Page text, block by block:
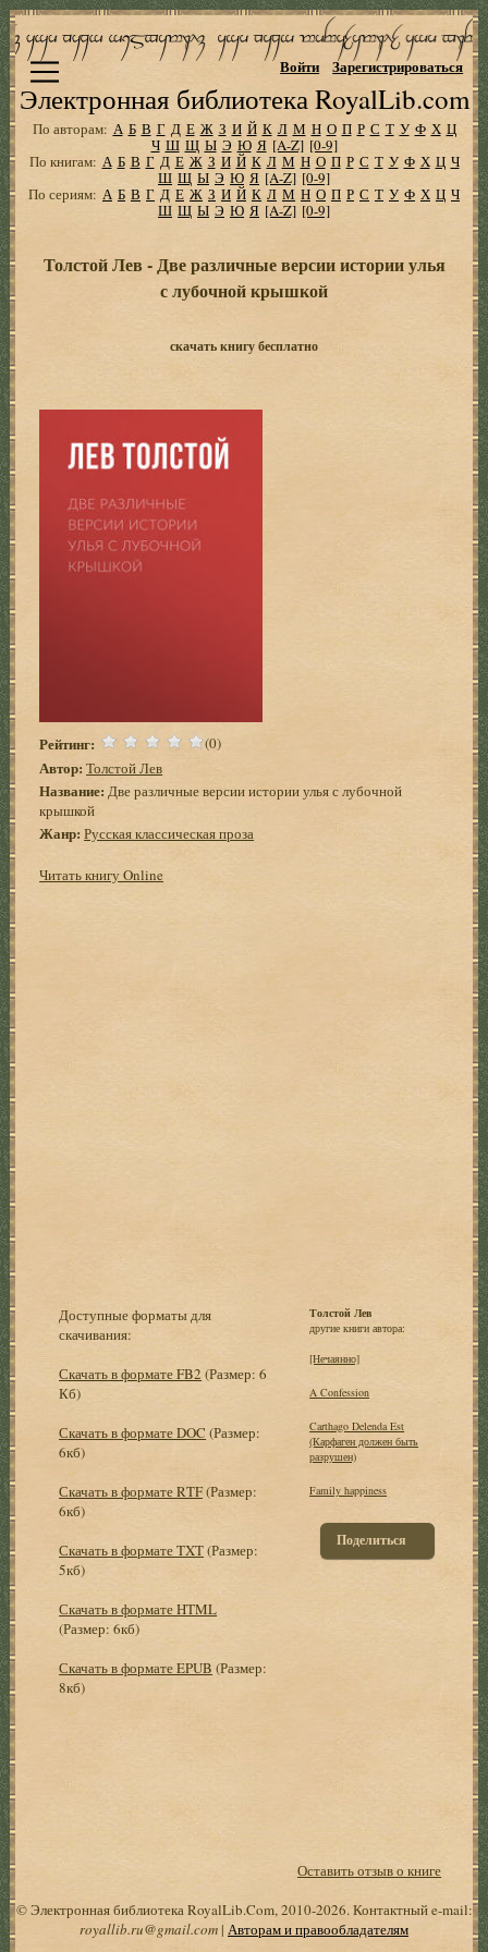
Электронная библиотека RoyalLib.com
Войти Зарегистрироваться
По авторам: А Б В Г Д Е Ж З И Й К Л М Н О П Р С Т У Ф Х Ц
Ч Ш Щ Ы Э Ю Я [A-Z] [0-9]
По книгам: А Б В Г Д Е Ж З И Й К Л М Н О П Р С Т У Ф Х Ц Ч
Ш Щ Ы Э Ю Я [A-Z] [0-9]
По сериям: А Б В Г Д Е Ж З И Й К Л М Н О П Р С Т У Ф Х Ц Ч
Ш Щ Ы Э Ю Я [A-Z] [0-9]
Толстой Лев - Две различные версии истории улья
с лубочной крышкой
скачать книгу бесплатно
Рейтинг: (0)
Автор: Толстой Лев
Название: Две различные версии истории улья с лубочной
крышкой
Жанр: Русская классическая проза
Читать книгу Online
Доступные форматы для
скачивания:
Скачать в формате FB2 (Размер: 6
Кб)
Скачать в формате DOC (Размер:
6кб)
Скачать в формате RTF(Размер:
6кб)
Скачать в формате TXT(Размер:
5кб)
Скачать в формате HTML
(Размер: 6кб)
Скачать в формате EPUB (Размер:
8кб)
Толстой Лев
другие книги автора:
[Нечаянно]
A Confession
Carthago Delenda Est
(Карфаген должен быть
разрушен)
Family happiness
Поделиться
Оставить отзыв о книге
© Электронная библиотека RoyalLib.Com, 2010-2026. Контактный e-mail:
royallib.ru@gmail.com| Авторам и правообладателям